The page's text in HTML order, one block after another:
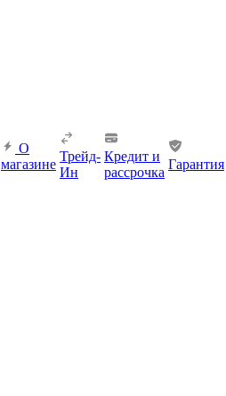
О
магазине
Трейд-
Ин
Кредит и
рассрочка
Гарантия